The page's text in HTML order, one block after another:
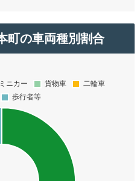
町の車両種別割合